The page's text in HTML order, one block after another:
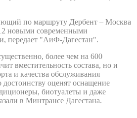
по маршруту Дербент – Москва
новыми современными
передает "АиФ-Дагестан".
более чем на 600
вместительность состава, но и
и качества обслуживания
оценят оснащение
биотуалеты и даже
в Минтрансе Дагестана.